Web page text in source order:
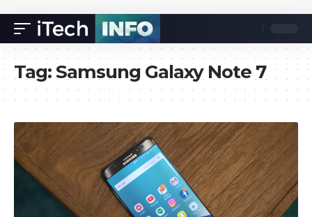
Tag:Samsung Galaxy Note 7